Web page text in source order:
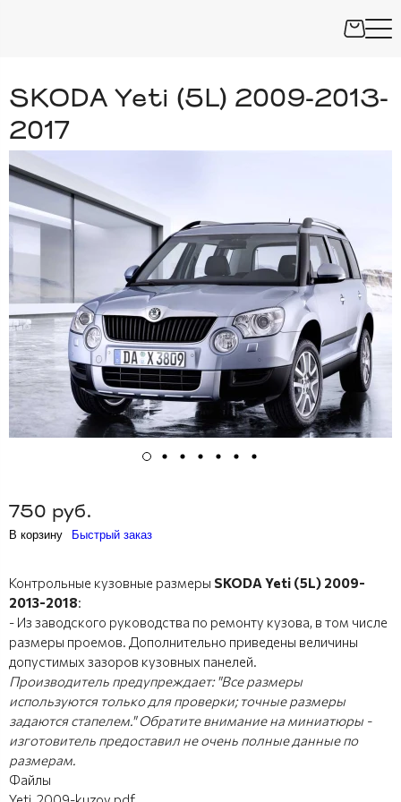
SKODA Yeti (5L) 2009-2013-
2017
750 руб.
В корзину Быстрый заказ
Контрольные кузовные размеры SKODA Yeti (5L) 2009-
2013-2018:
- Из заводского руководства по ремонту кузова, в том числе
размеры проемов. Дополнительно приведены величины
допустимых зазоров кузовных панелей.
Производитель предупреждает: "Все размеры
используются только для проверки; точные размеры
задаются стапелем." Обратите внимание на миниатюры -
изготовитель предоставил не очень полные данные по
размерам.
Файлы